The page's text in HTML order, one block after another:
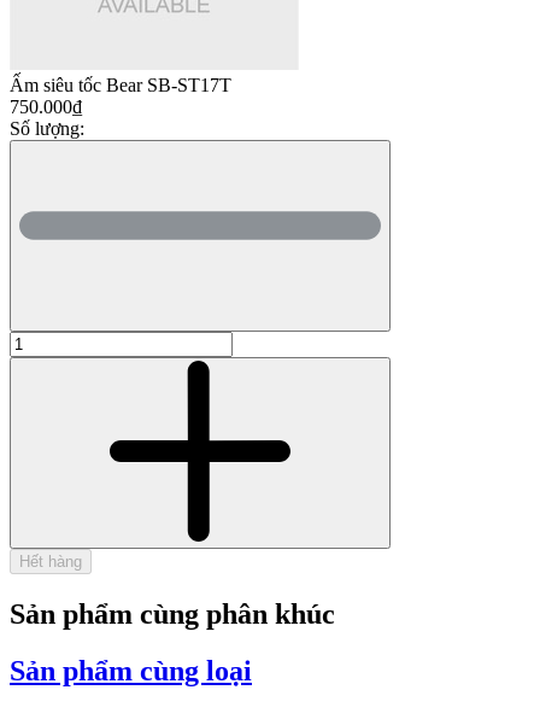
Ấm siêu tốc Bear SB-ST17T
750.000₫
Số lượng:
Hết hàng
Sản phẩm cùng phân khúc
Sản phẩm cùng loại